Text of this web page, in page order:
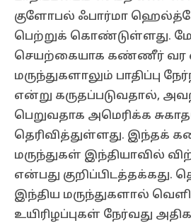
குளோபல் ஃபார்மா
பெற்றுக் கொண்டுள்ளது.
செயற்கையாக கண்ணீர் வர
மருந்துகளாலும் பாதிப்பு
என்று கருதப்படுவதால்,
பெறுவதாக அமெரிக்க
தெரிவித்துள்ளது. இந்தக்
மருந்துகள் இந்தியாவில்
என்பது குறிப்பிடத்தக்கது.
இந்திய மருந்துகளால்
உயிரிழப்புகள் நேர்வது